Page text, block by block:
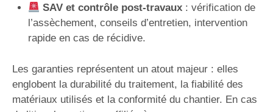
SAV et contrôle post-travaux: vérification de
l’assèchement, conseils d’entretien, intervention
rapide en cas de récidive.
Les garanties représentent un atout majeur : elles
englobent la durabilité du traitement, la fiabilité des
matériaux utilisés et la conformité du chantier. En cas